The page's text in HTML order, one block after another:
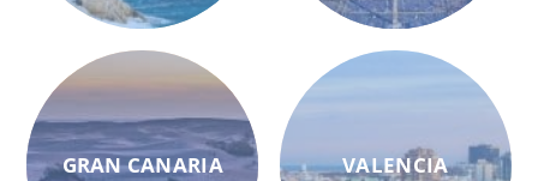
GRAN CANARIA VALENCIA